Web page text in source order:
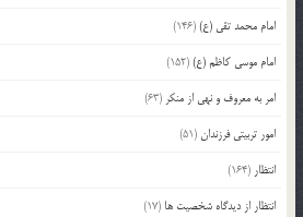
امام محمد تقی (ع)(146)
امام موسی کاظم (ع)(152)
امر به معروف و نهی از منکر (63)
امور تربیتی فرزندان(51)
انتظار (164)
انتظار از دیدگاه شخصیت ها (17)